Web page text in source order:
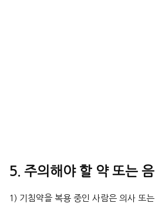
5. 주의해야 할 약 또는
1) 기침약을 복용 중인 사람은 의사 또